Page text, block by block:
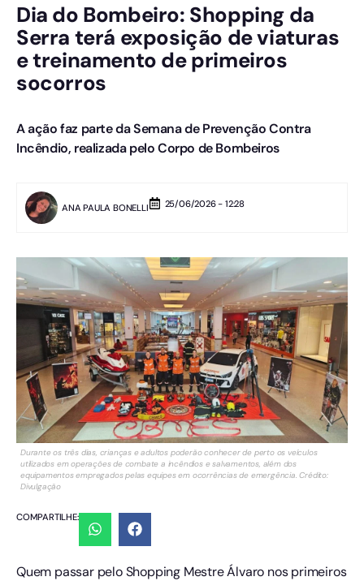
Dia do Bombeiro: Shopping da
Serra terá exposição de viaturas
e treinamento de primeiros
socorros
A ação faz parte da Semana de Prevenção Contra
Incêndio, realizada pelo Corpo de Bombeiros
ANA PAULA BONELLI 25/06/2026 - 12:28
Durante os três dias, crianças e adultos poderão conhecer de perto os veículos
utilizados em operações de combate a incêndios e salvamentos, além dos
equipamentos empregados pelas equipes em ocorrências de emergência. Crédito:
Divulgação
COMPARTILHE:
Quem passar pelo Shopping Mestre Álvaro nos primeiros